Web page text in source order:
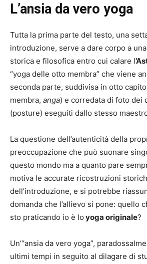
L’ansia da vero yoga
Tutta la prima parte del testo, una
introduzione, serve a dare corpo a
storica e filosofica entro cui calare l
“yoga delle otto membra” che viene
seconda parte, suddivisa in otto
membra, anga) e corredata di foto dei
(posture) eseguiti dallo stesso
La questione dell’autenticità della
preoccupazione che può suonare
questo mondo ma a quanto pare
motiva le accurate ricostruzioni
dell’introduzione, e si potrebbe
domanda che l’allievo si pone: quello
sto praticando io è lo yoga originale?
Un’“ansia da vero yoga”,
ultimi tempi in seguito al dilagare di